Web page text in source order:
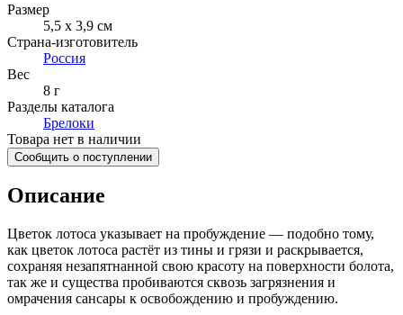
Размер
5,5 х 3,9 см
Страна-изготовитель
Россия
Вес
8 г
Разделы каталога
Брелоки
Товара нет в наличии
Сообщить о поступлении
Описание
Цветок лотоса указывает на пробуждение — подобно тому,
как цветок лотоса растёт из тины и грязи и раскрывается,
сохраняя незапятнанной свою красоту на поверхности болота,
так же и существа пробиваются сквозь загрязнения и
омрачения сансары к освобождению и пробуждению.